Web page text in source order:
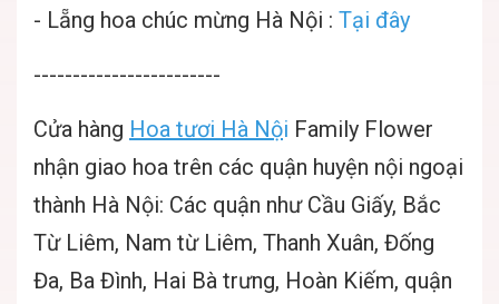
- Lẵng hoa chúc mừng Hà Nội : Tại đây
------------------------
Cửa hàng Hoa tươi Hà Nội Family Flower
nhận giao hoa trên các quận huyện nội ngoại
thành Hà Nội: Các quận như Cầu Giấy, Bắc
Từ Liêm, Nam từ Liêm, Thanh Xuân, Đống
Đa, Ba Đình, Hai Bà trưng, Hoàn Kiếm, quận